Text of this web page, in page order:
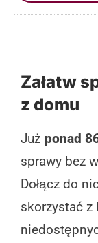
Załatw
z domu
Już ponad
sprawy bez
Dołącz do
skorzystać z